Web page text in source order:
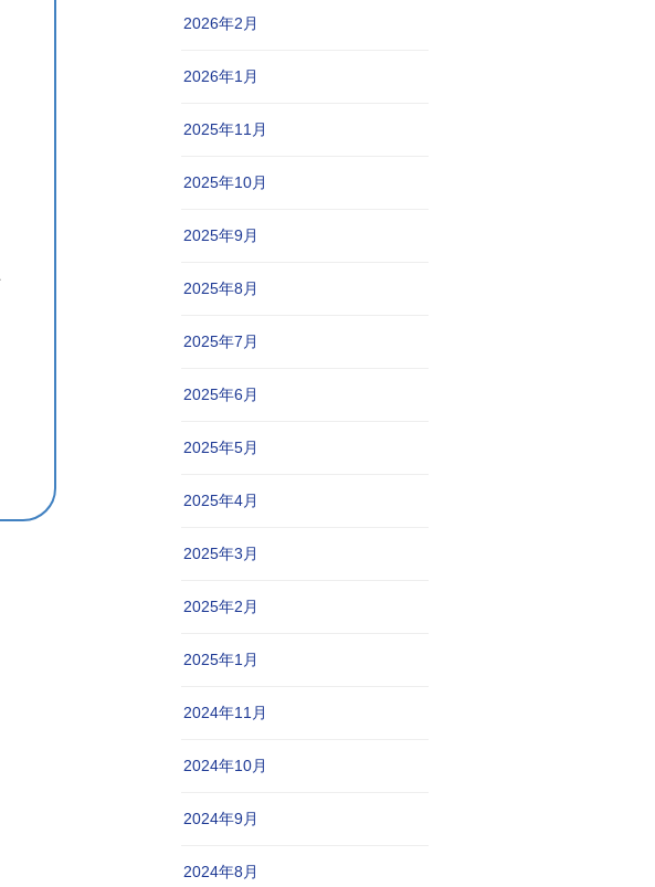
2026年2月
2026年1月
2025年11月
2025年10月
2025年9月
2025年8月
2025年7月
2025年6月
2025年5月
2025年4月
2025年3月
2025年2月
2025年1月
2024年11月
2024年10月
2024年9月
2024年8月